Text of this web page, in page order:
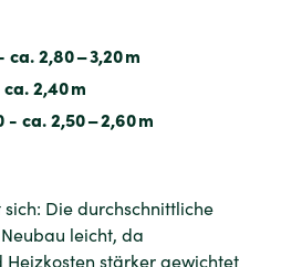
2,80 – 3,20 m
2,40 m
ca. 2,50 – 2,60 m
Die durchschnittliche
leicht, da
stärker gewichtet